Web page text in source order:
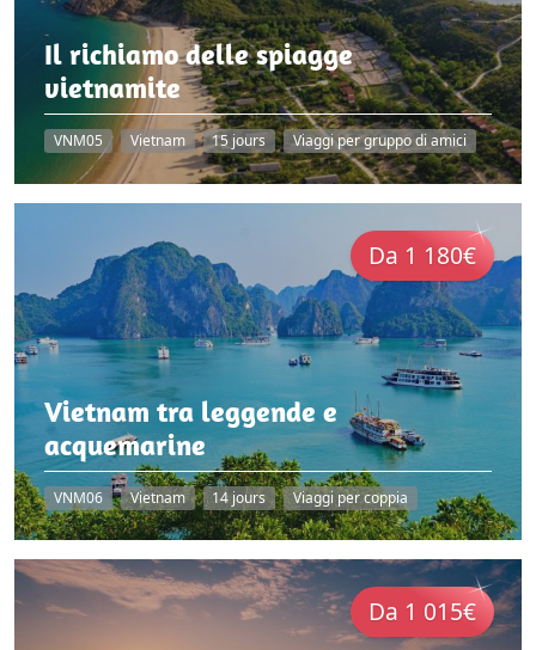
Il richiamo delle spiagge
vietnamite
VNM05 Vietnam 15 jours Viaggi per gruppo di amici
Da 1 180€
Vietnam tra leggende e
acquemarine
VNM06 Vietnam 14 jours Viaggi per coppia
Da 1 015€